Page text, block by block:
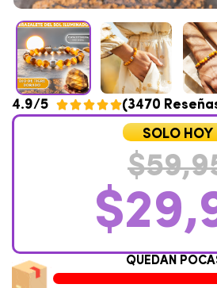
4.9/5 (3470
SOLO HOY
$
$
QUEDAN POCA